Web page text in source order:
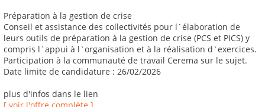
Préparation à la gestion de crise
Conseil et assistance des collectivités pour l`élaboration de
leurs outils de préparation à la gestion de crise (PCS et PICS) y
compris l`appui à l`organisation et à la réalisation d`exercices.
Participation à la communauté de travail Cerema sur le sujet.
Date limite de candidature : 26/02/2026
plus d'infos dans le lien